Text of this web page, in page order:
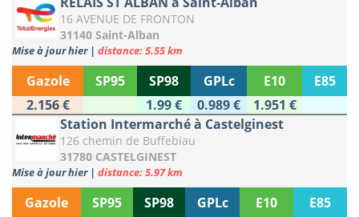
16 AVENUE DE FRONTON
31140 Saint-Alban
Mise à jour hier | distance: 5.55 km
Gazole SP95 SP98 GPLc E10
E85
2.156 €
1.99 € 0.989 €
1.951 €
Station Intermarché à Castelginest
126 chemin de Buffebiau
31780 CASTELGINEST
Mise à jour hier | distance: 5.97 km
Gazole SP95 SP98 GPLc E10
E85